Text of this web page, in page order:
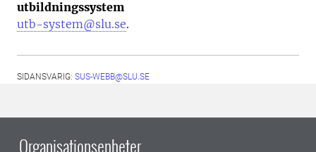
utbildningssystem
utb-system@slu.se.
SIDANSVARIG: SUS-WEBB@SLU.SE
Organisationsenheter